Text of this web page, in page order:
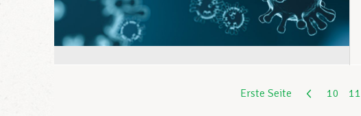
Erste Seite 10 11